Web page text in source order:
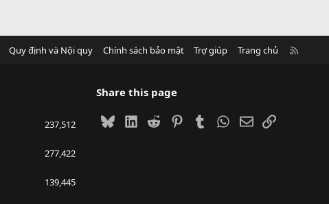
Quy định và Nội quy Chính sách bảo mật Trợ giúp Trang chủ
237,512
277,422
139,445
Share this page
BlueskyLinkedIn
Reddit PinterestTumblrWhatsApp
EmailLink